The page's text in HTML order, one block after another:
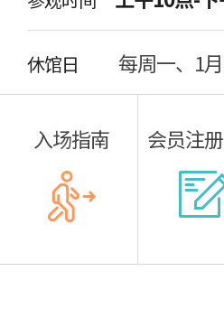
休馆日 每周一、1
入场指南 会员注